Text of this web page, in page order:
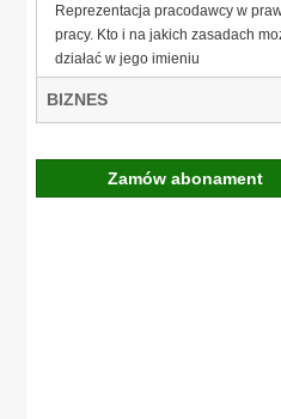
Reprezentacja pracodawcy w
pracy. Kto i na jakich zasadach
działać w jego imieniu
BIZNES
Zamów abonament